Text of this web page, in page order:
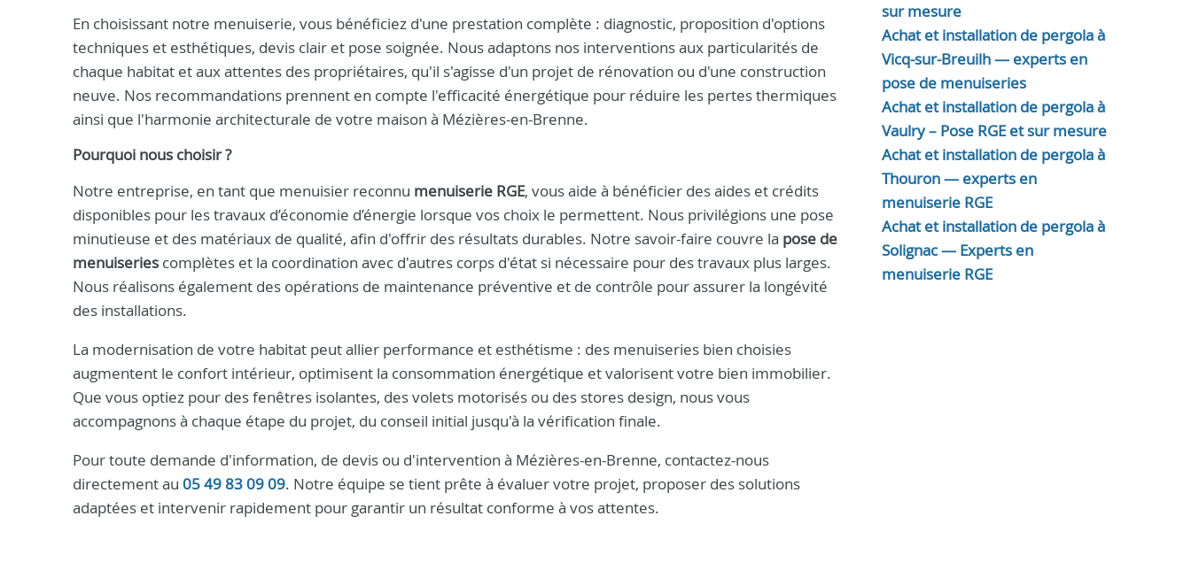
En choisissant notre menuiserie, vous bénéficiez d'une prestation complète : diagnostic, proposition d'options
techniques et esthétiques, devis clair et pose soignée. Nous adaptons nos interventions aux particularités de
chaque habitat et aux attentes des propriétaires, qu'il s'agisse d'un projet de rénovation ou d'une construction
neuve. Nos recommandations prennent en compte l'efficacité énergétique pour réduire les pertes thermiques
ainsi que l'harmonie architecturale de votre maison à Mézières-en-Brenne.
Pourquoi nous choisir ?
Notre entreprise, en tant que menuisier reconnu menuiserie RGE, vous aide à bénéficier des aides et crédits
disponibles pour les travaux d’économie d’énergie lorsque vos choix le permettent. Nous privilégions une pose
minutieuse et des matériaux de qualité, afin d'offrir des résultats durables. Notre savoir-faire couvre la pose de
menuiseries complètes et la coordination avec d'autres corps d'état si nécessaire pour des travaux plus larges.
Nous réalisons également des opérations de maintenance préventive et de contrôle pour assurer la longévité
des installations.
La modernisation de votre habitat peut allier performance et esthétisme : des menuiseries bien choisies
augmentent le confort intérieur, optimisent la consommation énergétique et valorisent votre bien immobilier.
Que vous optiez pour des fenêtres isolantes, des volets motorisés ou des stores design, nous vous
accompagnons à chaque étape du projet, du conseil initial jusqu'à la vérification finale.
Pour toute demande d'information, de devis ou d'intervention à Mézières-en-Brenne, contactez-nous
directement au 05 49 83 09 09. Notre équipe se tient prête à évaluer votre projet, proposer des solutions
adaptées et intervenir rapidement pour garantir un résultat conforme à vos attentes.
sur mesure
Achat et installation de pergola à
Vicq-sur-Breuilh — experts en
pose de menuiseries
Achat et installation de pergola à
Vaulry – Pose RGE et sur mesure
Achat et installation de pergola à
Thouron — experts en
menuiserie RGE
Achat et installation de pergola à
Solignac — Experts en
menuiserie RGE